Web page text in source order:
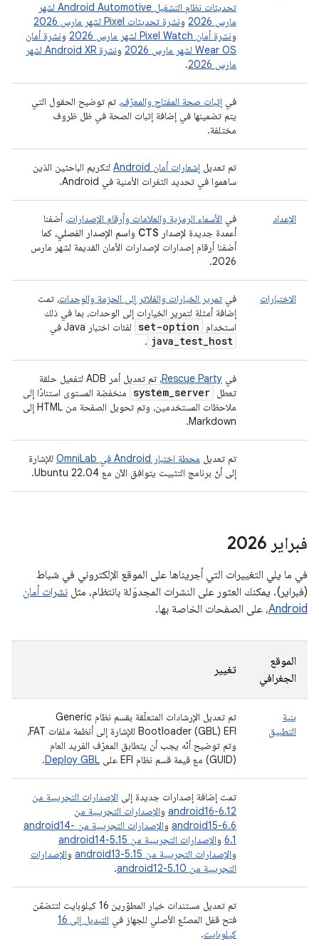
تحديثات نظام التشغيل Android Automotive لشهر
مارس 2026
ونشرة تحديثات Pixel لشهر مارس 2026
ونشرة أمان Pixel Watch لشهر مارس 2026 ونشرة أمان
Wear OS لشهر مارس 2026
و
نشرة Android XR لشهر
مارس 2026
.
في إثبات صحة المفتاح والمعرّف، تم توضيح الحقول التي
يتم تضمينها في إضافة إثبات الصحة في ظل ظروف
مختلفة.
تم تعديل إشعارات أمان Android
لتكريم الباحثين الذين
ساهموا في تحديد الثغرات الأمنية في Android.
الإعداد في الأسماء الرمزية والعلامات وأرقام الإصدارات، أضفنا
أعمدة جديدة لإصدار CTS واسم الإصدار الفصلي، كما
أضفنا أرقام إصدارات لإصدارات الأمان القديمة لشهر مارس
2026.
الاختبارات في تمرير الخيارات والفلاتر إلى الحزمة والوحدات، تمت
إضافة أمثلة لتمرير الخيارات إلى الوحدات، بما في ذلك
استخدام
set-option لفئات اختبار Java في
java_test_host
.
في Rescue Party
، تم تعديل أمر ADB لتفعيل حلقة
تعطل
system_server
منخفضة المستوى استنادًا إلى
ملاحظات المستخدمين، وتم تحويل الصفحة من HTML إلى
Markdown.
تم تعديل محطة اختبار Android في OmniLab
للإشارة
إلى أنّ برنامج التثبيت يتوافق الآن مع Ubuntu 22.04.
فبراير 2026
في ما يلي التغييرات التي أجريناها على الموقع الإلكتروني في شباط
(فبراير). يمكنك العثور على النشرات المجدوَلة بانتظام، مثل نشرات أمان
Android، على الصفحات الخاصة بها.
الموقع
الجغرافي
تغيير
بنية
التطبيق
تم تعديل الإرشادات المتعلّقة بقسم نظام Generic
Bootloader (GBL) EFI للإشارة إلى أنظمة ملفات FAT،
وتم توضيح أنّه يجب أن يتطابق المعرّف الفريد العام
(GUID) مع قيمة قسم نظام EFI على
Deploy GBL
.
تمت إضافة إصدارات جديدة إلى الإصدارات التجريبية من
android16-6.12 والإصدارات التجريبية من
android15-6.6 و
الإصدارات التجريبية من android14-
6.1 والإصدارات التجريبية من android14-5.15
والإصدارات التجريبية من android13-5.15 والإصدارات
التجريبية من android12-5.10
.
تم تعديل مستندات خيار المطوّرين 16 كيلوبايت لتتضمّن
فتح قفل المصنّع الأصلي للجهاز في
التبديل إلى 16
كيلوبايت.